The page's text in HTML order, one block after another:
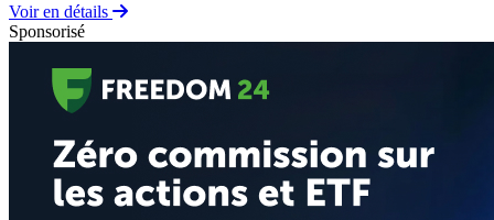
Voir en détails
Sponsorisé